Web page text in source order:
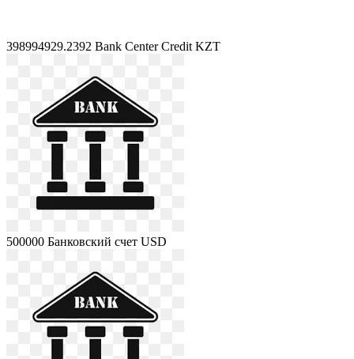
398994929.2392 Bank Center Credit KZT
500000 Банковский счет USD